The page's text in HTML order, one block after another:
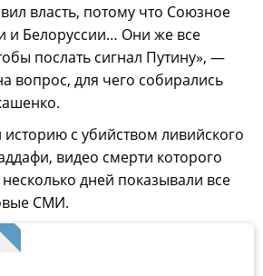
власть, потому что Союзное
и Белоруссии… Они же все
послать сигнал Путину», —
вопрос, для чего собирались
с убийством ливийского
видео смерти которого
дней показывали все
СМИ.